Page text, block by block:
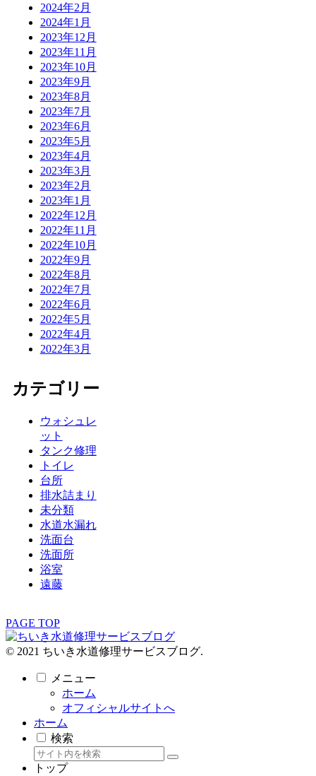
2024年2月
2024年1月
2023年12月
2023年11月
2023年10月
2023年9月
2023年8月
2023年7月
2023年6月
2023年5月
2023年4月
2023年3月
2023年2月
2023年1月
2022年12月
2022年11月
2022年10月
2022年9月
2022年8月
2022年7月
2022年6月
2022年5月
2022年4月
2022年3月
カテゴリー
ウォシュレ
ット
タンク修理
トイレ
台所
排水詰まり
未分類
水道水漏れ
洗面台
洗面所
浴室
遠藤
PAGE TOP
© 2021 ちいき水道修理サービスブログ.
メニュー
ホーム
オフィシャルサイトへ
ホーム
検索
トップ